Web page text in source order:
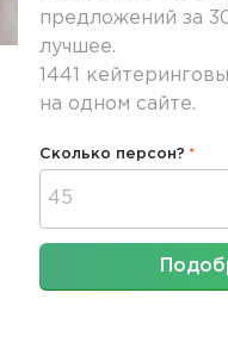
предложений за
лучшее.
1441
на одном сайте.
Сколько персон?